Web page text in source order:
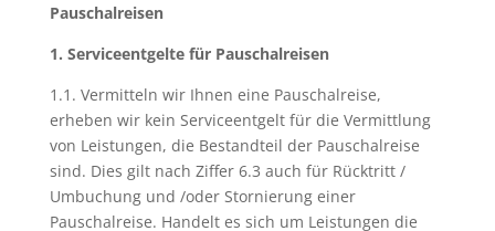
Pauschalreisen
1. Serviceentgelte für Pauschalreisen
1.1. Vermitteln wir Ihnen eine Pauschalreise,
erheben wir kein Serviceentgelt für die Vermittlung
von Leistungen, die Bestandteil der Pauschalreise
sind. Dies gilt nach Ziffer 6.3 auch für Rücktritt /
Umbuchung und /oder Stornierung einer
Pauschalreise. Handelt es sich um Leistungen die